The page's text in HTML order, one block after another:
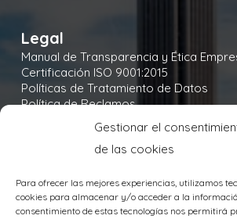
Gestionar el
de las cookies
Para ofrecer las mejores experiencias, utilizamos
cookies para almacenar y/o acceder a la
consentimiento de estas tecnologías nos permitirá
Legal
Manual de Transparencia y Ética
Certificación ISO 9001:2015
Políticas de Tratamiento de Datos
Política de Reclamos
Política de Seguridad y Salud en el
Política Integral y de Gestión de la
Política Ambiental